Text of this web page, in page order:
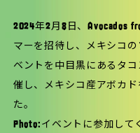
2024年2月8日、Avocados
マーを招待し、メキシコ
ベントを中目黒にあるタ
催し、メキシコ産アボカ
た。
Photo:イベントに参加して